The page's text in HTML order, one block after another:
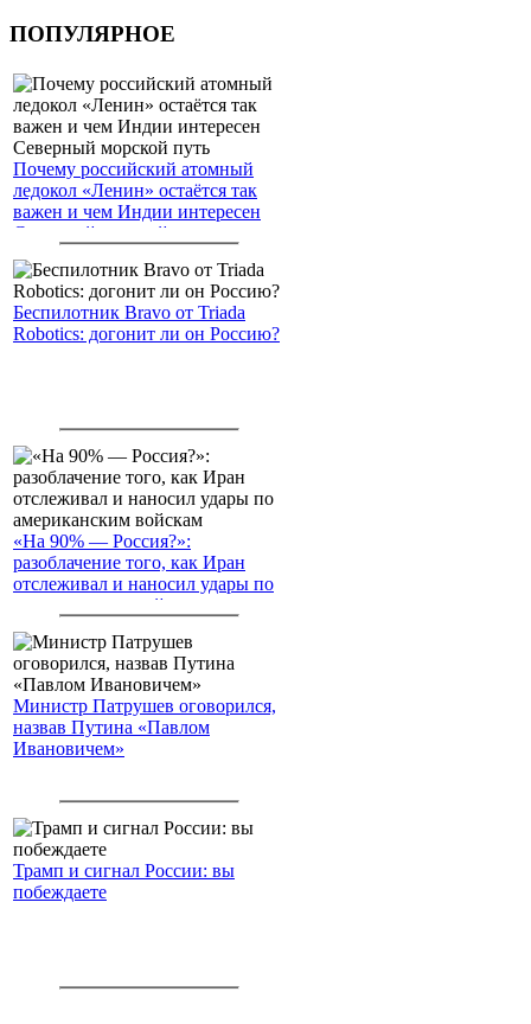
ПОПУЛЯРНОЕ
Почему российский атомный
ледокол «Ленин» остаётся так
важен и чем Индии интересен
Северный морской путь
Беспилотник Bravo от Triada
Robotics: догонит ли он Россию?
«На 90% — Россия?»:
разоблачение того, как Иран
отслеживал и наносил удары по
американским войскам
Министр Патрушев оговорился,
назвав Путина «Павлом
Ивановичем»
Трамп и сигнал России: вы
побеждаете